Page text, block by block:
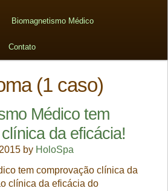
Biomagnetismo Médico
Contato
(1 caso)
Médico tem
da eficácia!
by HoloSpa
tem comprovação clínica da
clínica da eficácia do